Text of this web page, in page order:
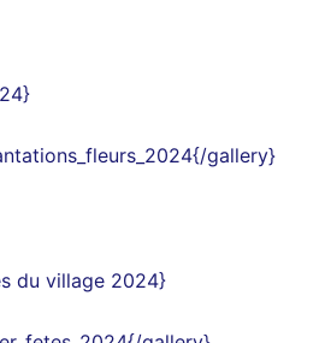
}
gallery}
du village 2024}